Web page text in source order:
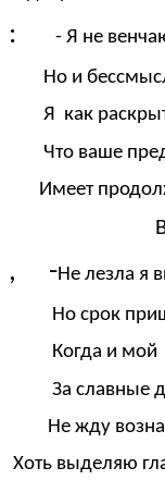
:
- Я не
Но и
Я как
Что ваше
Имеет
, -Не лезла я
Но срок
Когда и мой
За славные
Не жду
Хоть выделяю